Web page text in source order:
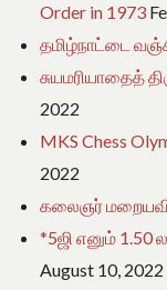
Order in 1973
தமிழ்நாட்டை
சுயமரியாதைத்
2022
MKS Chess
2022
கலைஞர்
*5ஜி எனும்
August 10, 2022